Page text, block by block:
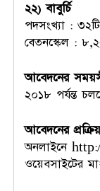
২২) বাবুর্চি
পদসংখ্যা : ৩২টি
বেতনস্কেল :
আবেদনের
২০১৮ পর্যন্ত
আবেদনের
অনলাইনে
ওয়েবসাইটের